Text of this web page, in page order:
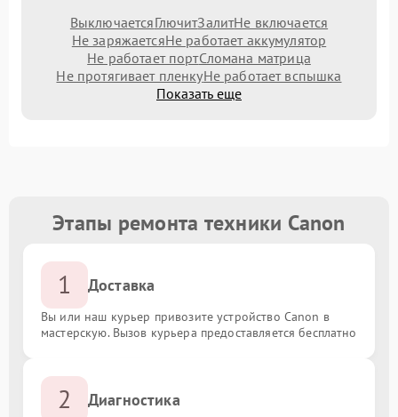
ВыключаетсяГлючитЗалитНе включается
Не заряжаетсяНе работает аккумулятор
Не работает портСломана матрица
Не протягивает пленкуНе работает вспышка
Показать еще
Этапы ремонта техники Canon
1 Доставка
Вы или наш курьер привозите устройство Canon в
мастерскую. Вызов курьера предоставляется бесплатно
2 Диагностика